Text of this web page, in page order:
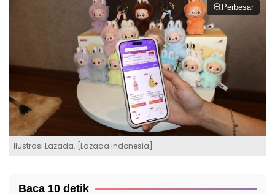
Perbesar
Ilustrasi Lazada. [Lazada Indonesia]
Baca 10 detik